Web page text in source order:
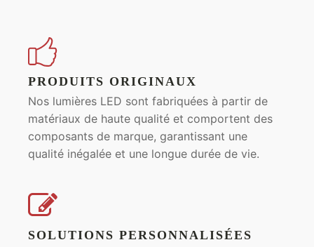
PRODUITS ORIGINAUX
Nos lumières LED sont fabriquées à partir de
matériaux de haute qualité et comportent des
composants de marque, garantissant une
qualité inégalée et une longue durée de vie.
SOLUTIONS PERSONNALISÉES